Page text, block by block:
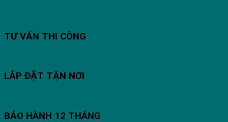
TƯ VẤN THI CÔNG
LẮP ĐẶT TẬN NƠI
BẢO HÀNH 12 THÁNG